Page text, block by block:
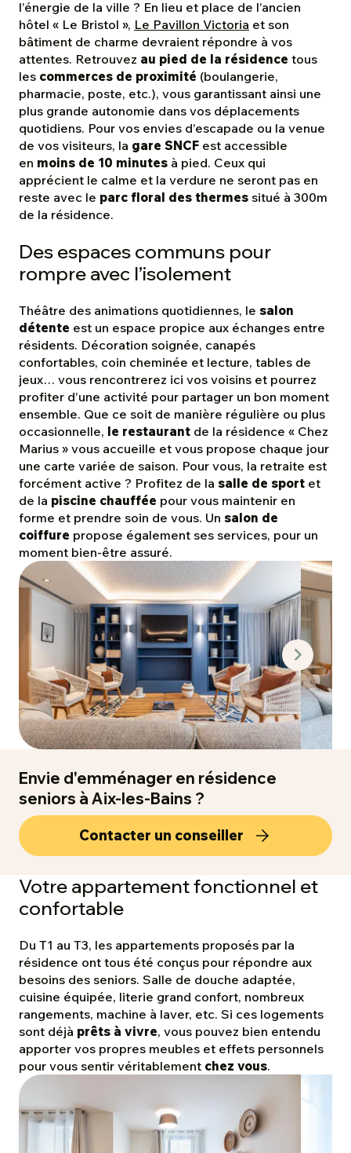
l’énergie de la ville ? En lieu et place de l’ancien
hôtel « Le Bristol », Le Pavillon Victoria et son
bâtiment de charme devraient répondre à vos
attentes. Retrouvez au pied de la résidence tous
les commerces de proximité (boulangerie,
pharmacie, poste, etc.), vous garantissant ainsi une
plus grande autonomie dans vos déplacements
quotidiens. Pour vos envies d’escapade ou la venue
de vos visiteurs, la gare SNCF est accessible
en moins de 10 minutes à pied. Ceux qui
apprécient le calme et la verdure ne seront pas en
reste avec le parc floral des thermes situé à 300m
de la résidence.
Des espaces communs pour
rompre avec l’isolement
Théâtre des animations quotidiennes, le salon
détente est un espace propice aux échanges entre
résidents. Décoration soignée, canapés
confortables, coin cheminée et lecture, tables de
jeux… vous rencontrerez ici vos voisins et pourrez
profiter d’une activité pour partager un bon moment
ensemble. Que ce soit de manière régulière ou plus
occasionnelle, le restaurant de la résidence « Chez
Marius » vous accueille et vous propose chaque jour
une carte variée de saison. Pour vous, la retraite est
forcément active ? Profitez de la salle de sport et
de la piscine chauffée pour vous maintenir en
forme et prendre soin de vous. Un salon de
coiffure propose également ses services, pour un
moment bien-être assuré.
Envie d'emménager en résidence
seniors à Aix-les-Bains ?
Contacter un conseiller
Votre appartement fonctionnel et
confortable
Du T1 au T3, les appartements proposés par la
résidence ont tous été conçus pour répondre aux
besoins des seniors. Salle de douche adaptée,
cuisine équipée, literie grand confort, nombreux
rangements, machine à laver, etc. Si ces logements
sont déjà prêts à vivre, vous pouvez bien entendu
apporter vos propres meubles et effets personnels
pour vous sentir véritablement chez vous.